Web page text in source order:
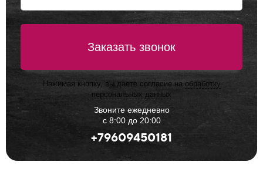
Заказать звонок
Нажимая кнопку, вы даете согласие на обработку
персональных данных
Звоните ежедневно
с 8:00 до 20:00
+79609450181